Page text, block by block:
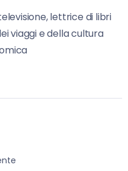
lettrice di libri
viaggi e della cultura